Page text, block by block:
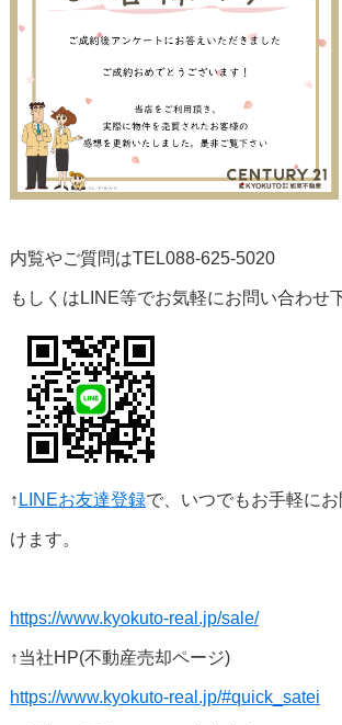
内覧やご質問はTEL088-625-5020
もしくはLINE等でお気軽にお問い合わせ
↑ LINEお友達登録で、いつでもお手軽に
けます。
https://www.kyokuto-real.jp/sale/
↑当社HP(不動産売却ページ)
https://www.kyokuto-real.jp/#quick_satei